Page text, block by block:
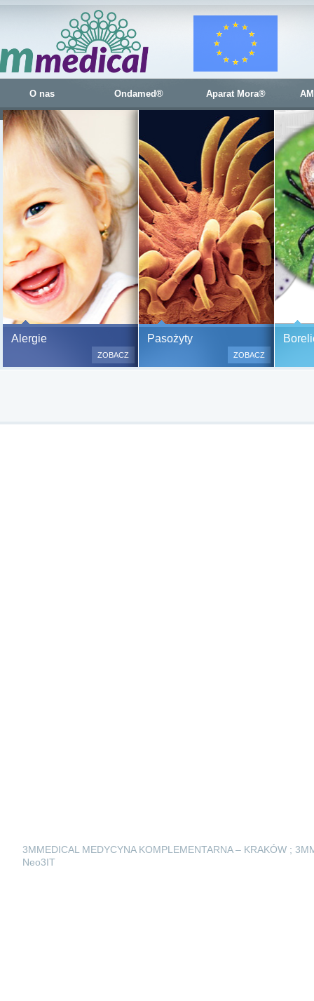
O nas Ondamed® Aparat Mora®
Alergie
Bezbolesne testy alergiczne
500 alergenów oraz zabiegi
odczulające.
a wynik jest natychmiastowy.
ZOBACZ
Pasożyty
ZOBACZ
3MMEDICAL MEDYCYNA KOMPLEMENTARNA – KRAKÓW ;
Neo3IT